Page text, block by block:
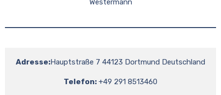
Adresse:Hauptstraße 7 44123 Dortmund Deutschland
Telefon: +49 291 8513460